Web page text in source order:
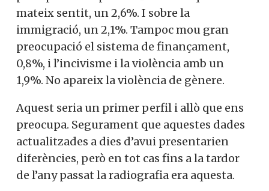
aquest mateix sentit, un 2,6%. I sobre la
immigració, un 2,1%. Tampoc mou gran
preocupació el sistema de finançament,
0,8%, i l’incivisme i la violència amb un
1,9%. No apareix la violència de gènere.
Aquest seria un primer perfil i allò que ens
preocupa. Segurament que aquestes
dades actualitzades a dies d’avui
presentarien diferències, però en tot cas
fins a la tardor de l’any passat la